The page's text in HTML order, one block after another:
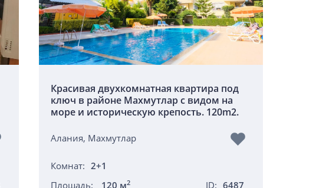
Красивая двухкомнатная квартира под
ключ в районе Махмутлар с видом на
море и историческую крепость. 120m2.
Алания, Махмутлар
Комнат: 2+1
Площадь:
120 м2 ID: 6487